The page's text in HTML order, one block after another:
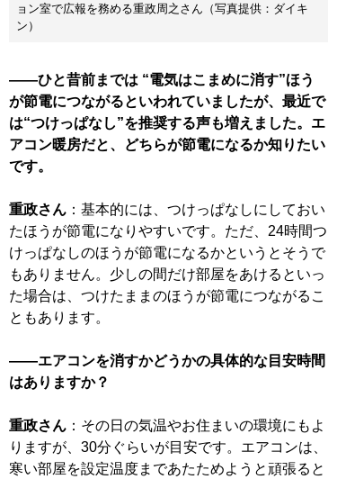
ョン室で広報を務める重政周之さん（写真提供：ダイキ
ン）
――ひと昔前までは “電気はこまめに消す”ほう
が節電につながるといわれていましたが、最近で
は“つけっぱなし”を推奨する声も増えました。エ
アコン暖房だと、どちらが節電になるか知りたい
です。
重政さん ：基本的には、つけっぱなしにしておい
たほうが節電になりやすいです。ただ、24時間つ
けっぱなしのほうが節電になるかというとそうで
もありません。少しの間だけ部屋をあけるといっ
た場合は、つけたままのほうが節電につながるこ
ともあります。
――エアコンを消すかどうかの具体的な目安時間
はありますか？
重政さん ：その日の気温やお住まいの環境にもよ
りますが、30分ぐらいが目安です。エアコンは、
寒い部屋を設定温度まであたためようと頑張ると